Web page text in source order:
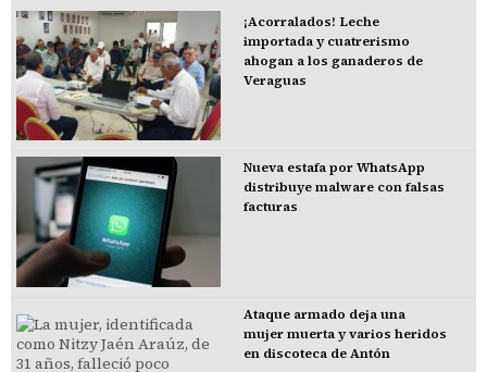
¡Acorralados! Leche
importada y cuatrerismo
ahogan a los ganaderos de
Veraguas
Nueva estafa por WhatsApp
distribuye malware con falsas
facturas
Ataque armado deja una
mujer muerta y varios heridos
en discoteca de Antón